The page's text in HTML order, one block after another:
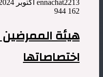
ennachat2213 أكتوبر 2024
162
هيئة
اختصاصاتها